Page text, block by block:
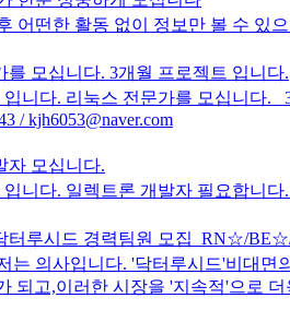
어떤한 활동 없이 정보만 볼 수 있
를 모십니다. 3개월 프로젝트 입니다.
입니다. 리눅스 전문가를 모십니다
/ kjh6053@naver.com
자 모십니다.
니다. 일렉트론 개발자 필요합니
터루시드 경력팀원 모집_RN☆/
는 의사입니다. '닥터루시드'비대
되고,이러한 시장을 '지속적'으로 더